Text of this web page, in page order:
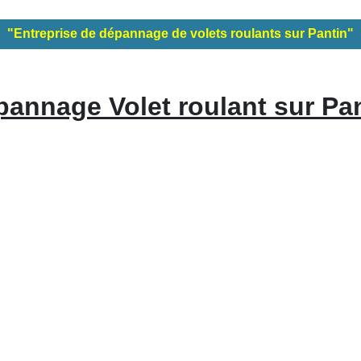
"Entreprise de dépannage de volets roulants sur Pantin"
Volet roulant sur